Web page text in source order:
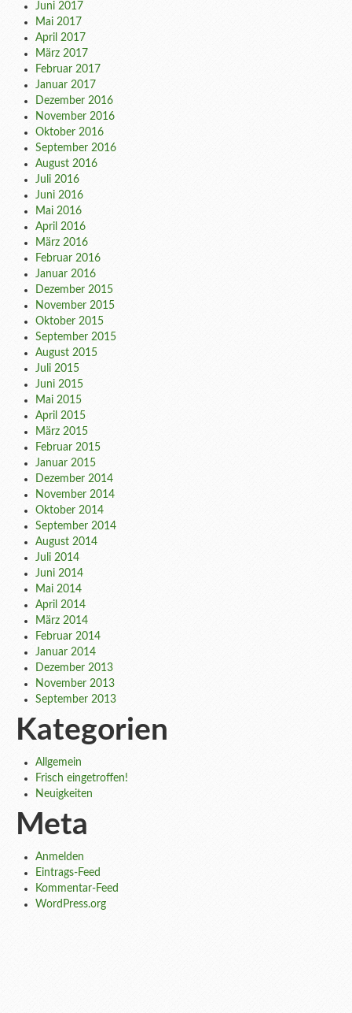
Juni 2017
Mai 2017
April 2017
März 2017
Februar 2017
Januar 2017
Dezember 2016
November 2016
Oktober 2016
September 2016
August 2016
Juli 2016
Juni 2016
Mai 2016
April 2016
März 2016
Februar 2016
Januar 2016
Dezember 2015
November 2015
Oktober 2015
September 2015
August 2015
Juli 2015
Juni 2015
Mai 2015
April 2015
März 2015
Februar 2015
Januar 2015
Dezember 2014
November 2014
Oktober 2014
September 2014
August 2014
Juli 2014
Juni 2014
Mai 2014
April 2014
März 2014
Februar 2014
Januar 2014
Dezember 2013
November 2013
September 2013
Kategorien
Allgemein
Frisch eingetroffen!
Neuigkeiten
Meta
Anmelden
Eintrags-Feed
Kommentar-Feed
WordPress.org